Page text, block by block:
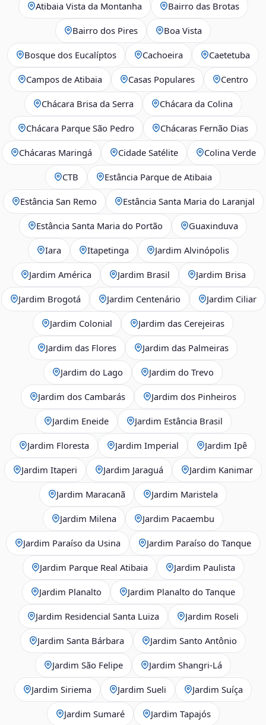
Atibaia Vista da Montanha Bairro das Brotas
Bairro dos Pires Boa Vista
Bosque dos Eucalíptos Cachoeira Caetetuba
Campos de Atibaia Casas Populares Centro
Chácara Brisa da Serra Chácara da Colina
Chácara Parque São Pedro Chácaras Fernão Dias
Chácaras Maringá Cidade Satélite Colina Verde
CTB Estância Parque de Atibaia
Estância San Remo Estância Santa Maria do Laranjal
Estância Santa Maria do Portão Guaxinduva
Iara Itapetinga Jardim Alvinópolis
Jardim América Jardim Brasil Jardim Brisa
Jardim Brogotá Jardim Centenário Jardim Ciliar
Jardim Colonial Jardim das Cerejeiras
Jardim das Flores Jardim das Palmeiras
Jardim do Lago Jardim do Trevo
Jardim dos Cambarás Jardim dos Pinheiros
Jardim Eneide Jardim Estância Brasil
Jardim Floresta Jardim Imperial Jardim Ipê
Jardim Itaperi Jardim Jaraguá Jardim Kanimar
Jardim Maracanã Jardim Maristela
Jardim Milena Jardim Pacaembu
Jardim Paraíso da Usina Jardim Paraíso do Tanque
Jardim Parque Real Atibaia Jardim Paulista
Jardim Planalto Jardim Planalto do Tanque
Jardim Residencial Santa Luiza Jardim Roseli
Jardim Santa Bárbara Jardim Santo Antônio
Jardim São Felipe Jardim Shangri-Lá
Jardim Siriema Jardim Sueli Jardim Suíça
Jardim Sumaré Jardim Tapajós